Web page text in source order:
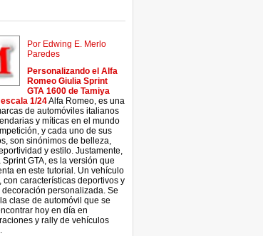
Por Edwing E. Merlo
Paredes
Personalizando el Alfa
Romeo Giulia Sprint
GTA 1600 de Tamiya
1/24Alfa Romeo, es una
de automóviles italianos
y míticas en el mundo
y cada uno de sus
son sinónimos de belleza,
y estilo. Justamente,
GTA, es la versión que
en este tutorial. Un vehículo
con características deportivos y
decoración personalizada. Se
clase de automóvil que se
hoy en día en
y rally de vehículos